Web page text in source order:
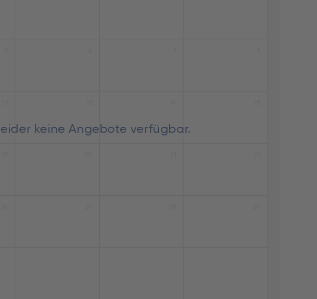
keine Angebote verfügbar.